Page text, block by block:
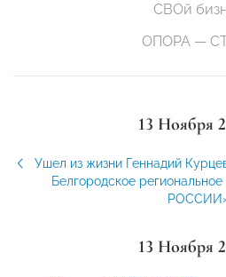
СВОй
ОПОРА —
13 Ноября
Ушел из жизни Геннадий
Белгородское
13 Ноября